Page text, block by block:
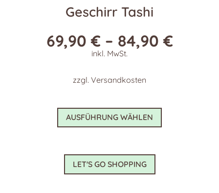
Geschirr Tashi
69,90€ – 84,90€
inkl. MwSt.
zzgl. Versandkosten
AUSFÜHRUNG WÄHLEN
Dieses
weist
LET'S GO SHOPPING